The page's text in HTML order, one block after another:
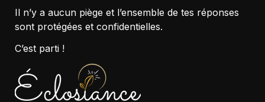
Il n’y a aucun piège et l’ensemble de tes réponses
sont protégées et confidentielles.
C’est parti !